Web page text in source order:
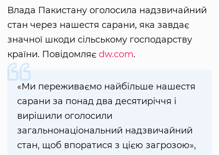
Влада Пакистану оголосила надзвичайний
стан через нашестя сарани, яка завдає
значної шкоди сільському господарству
країни. Повідомляє dw.com.
«Ми переживаємо найбільше нашестя
сарани за понад два десятиріччя і
вирішили оголосили
загальнонаціональний надзвичайний
стан, щоб впоратися з цією загрозою»,